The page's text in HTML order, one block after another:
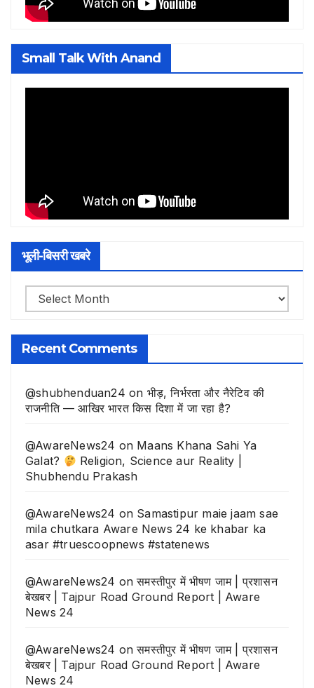
Small Talk With Anand
भूली-बिसरी खबरे
भूली-
बिसरी
खबरे
Recent Comments
@shubhenduan24 on भीड़, निर्भरता और नैरेटिव की
राजनीति — आखिर भारत किस दिशा में जा रहा है?
@AwareNews24 on Maans Khana Sahi Ya
Galat?
Religion, Science aur Reality |
Shubhendu Prakash
@AwareNews24 on Samastipur maie jaam sae
mila chutkara Aware News 24 ke khabar ka
asar #truescoopnews #statenews
@AwareNews24 onसमस्तीपुर में भीषण जाम | प्रशासन
बेखबर | Tajpur Road Ground Report | Aware
News 24
@AwareNews24 onसमस्तीपुर में भीषण जाम | प्रशासन
बेखबर | Tajpur Road Ground Report | Aware
News 24